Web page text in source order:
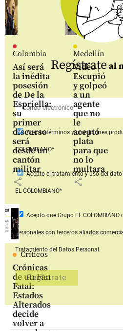
Colombia
Así será
la inédita
posesión
de De la
Espriella:
su
primer
discurso
será
desde un
cantón
militar
share
Medellín
Video |
Escupió
y golpeó
a un
agente
que no
le
aceptó
plata
para que
no lo
multara
share
Críticos
Crónicas
de un Fan
Fatal:
Estados
Alterados
decide
volver a
Regístrate al
Aceptotérminos y condiciones
COLOMBIANO*
Acepto el tratamiento y uso del
EL COLOMBIANO*
Acepto que Grupo EL COLOMBIANO
personales con terceros aliados
Tratamiento del Datos Personal.